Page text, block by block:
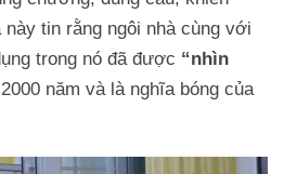
tin rằng ngôi nhà cùng với
trong nó đã được “nhìn
năm và là nghĩa bóng của